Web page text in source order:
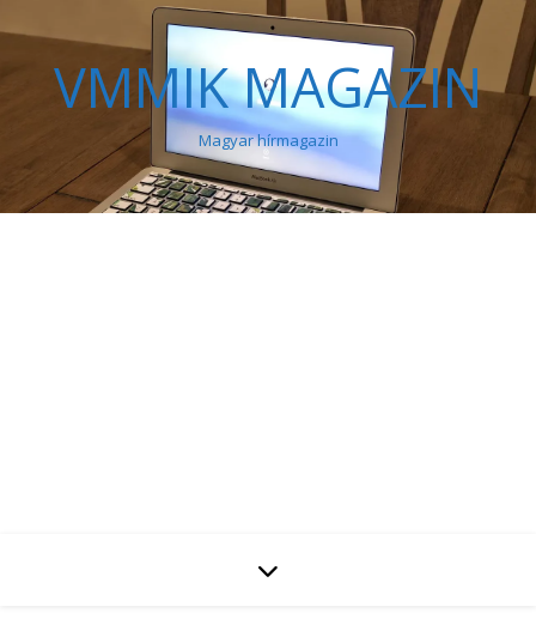
VMMIK MAGAZIN
Magyar hírmagazin